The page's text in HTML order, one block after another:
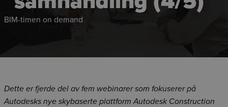
BIM-timen on demand
Dette er fjerde del av fem webinarer som fokuserer på
Autodesks nye skybaserte plattform Autodesk Construction